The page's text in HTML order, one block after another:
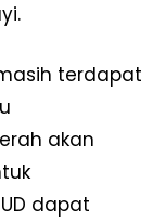
terdapat
akan
dapat